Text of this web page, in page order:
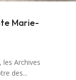
Marie-
les Archives
des...